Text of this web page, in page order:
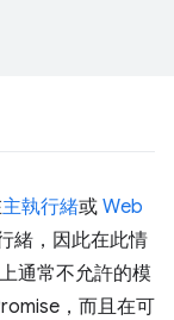
主執行緒或 Web
緒，因此在此情
通常不允許的模
，而且在可